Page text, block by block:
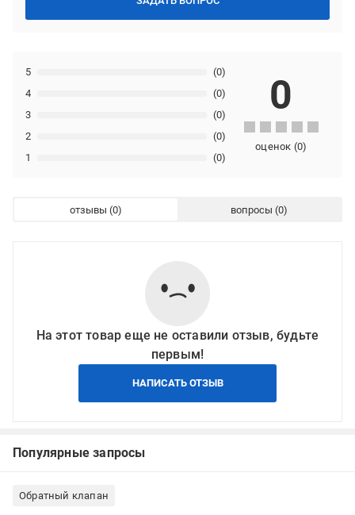
1 (0)
2 (0)
3 (0)
4 (0)
5 (0)
0
оценок (0)
отзывы вопросы
На этот товар еще не оставили отзыв, будьте
первым!
НАПИСАТЬ ОТЗЫВ
Популярные запросы
Обратный клапан